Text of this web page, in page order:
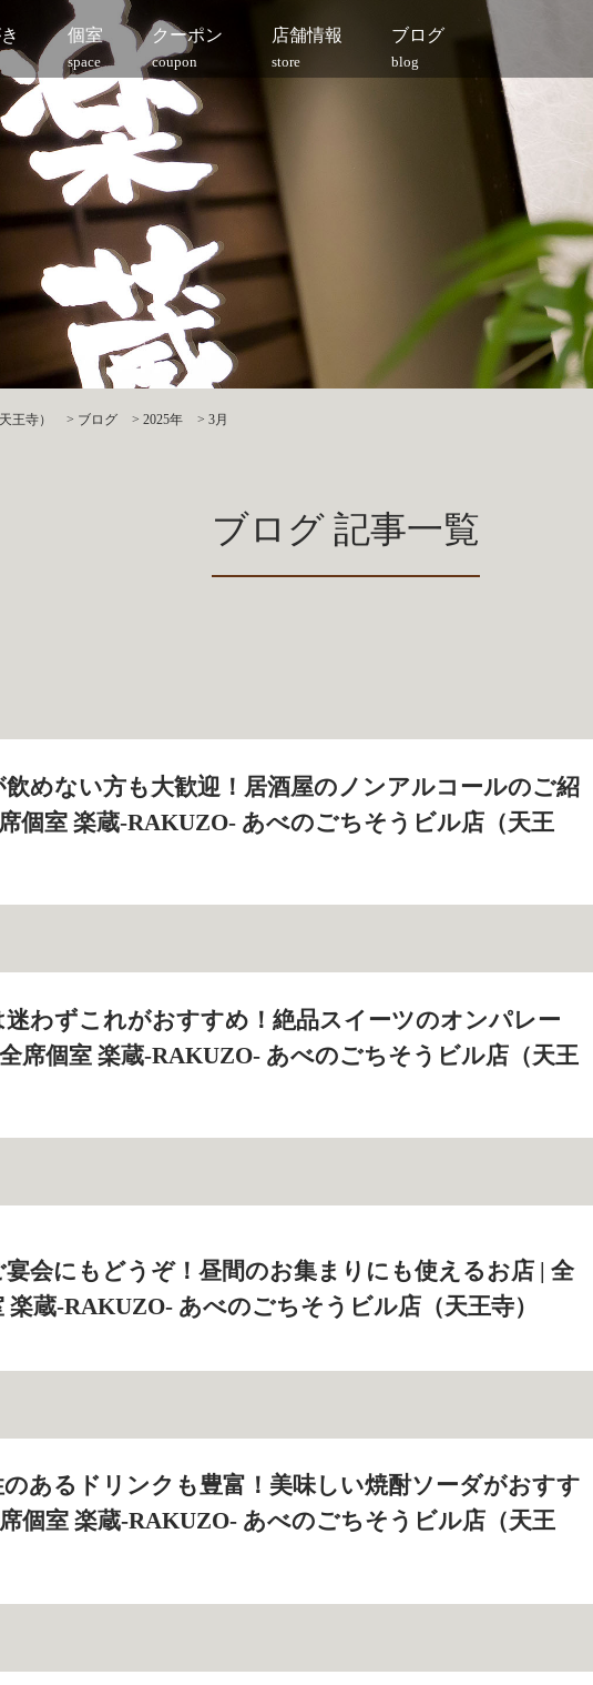
個室
space
クーポン
coupon
店舗情報
store
ブログ
blog
王寺） > ブログ > 2025年 > 3月
ブログ 記事一覧
飲めない方も大歓迎！居酒屋のノンアルコールのご紹
個室 楽蔵‐RAKUZO‐ あべのごちそうビル店（天王
迷わずこれがおすすめ！絶品スイーツのオンパレー
全席個室 楽蔵‐RAKUZO‐ あべのごちそうビル店（天王
宴会にもどうぞ！昼間のお集まりにも使えるお店 | 全
楽蔵‐RAKUZO‐ あべのごちそうビル店（天王寺）
のあるドリンクも豊富！美味しい焼酎ソーダがおすす
個室 楽蔵‐RAKUZO‐ あべのごちそうビル店（天王